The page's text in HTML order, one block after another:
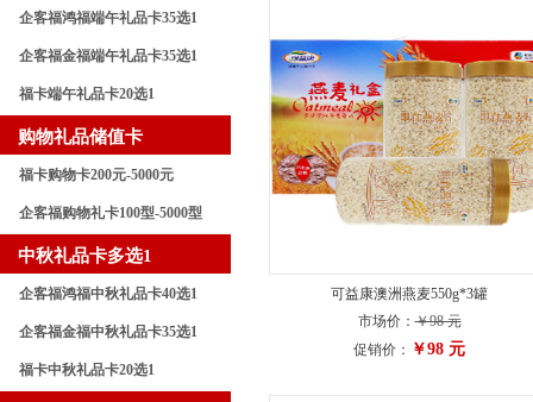
企客福鸿福端午礼品卡35选1
企客福金福端午礼品卡35选1
福卡端午礼品卡20选1
购物礼品储值卡
福卡购物卡200元-5000元
企客福购物礼卡100型-5000型
中秋礼品卡多选1
企客福鸿福中秋礼品卡40选1
企客福金福中秋礼品卡35选1
福卡中秋礼品卡20选1
可益康澳洲燕麦550g*3罐
市场价：￥98 元
促销价： ￥98 元